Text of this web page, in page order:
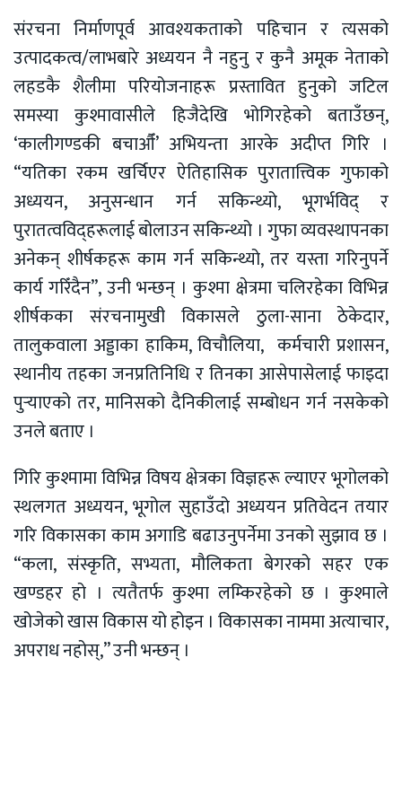
संरचना निर्माणपूर्व आवश्यकताको पहिचान र त्यसको
उत्पादकत्व/लाभबारे अध्ययन नै नहुनु र कुनै अमूक नेताको
लहडकै शैलीमा परियोजनाहरू प्रस्तावित हुनुको जटिल
समस्या कुश्मावासीले हिजैदेखि भोगिरहेको बताउँछन्,
‘कालीगण्डकी बचाऔँ’ अभियन्ता आरके अदीप्त गिरि ।
“यतिका रकम खर्चिएर ऐतिहासिक पुरातात्त्विक गुफाको
अध्ययन, अनुसन्धान गर्न सकिन्थ्यो, भूगर्भविद् र
पुरातत्वविद्हरूलाई बोलाउन सकिन्थ्यो । गुफा व्यवस्थापनका
अनेकन् शीर्षकहरू काम गर्न सकिन्थ्यो, तर यस्ता गरिनुपर्ने
कार्य गरिँदैन”, उनी भन्छन् । कुश्मा क्षेत्रमा चलिरहेका विभिन्न
शीर्षकका संरचनामुखी विकासले ठुला-साना ठेकेदार,
तालुकवाला अड्डाका हाकिम, विचौलिया, कर्मचारी प्रशासन,
स्थानीय तहका जनप्रतिनिधि र तिनका आसेपासेलाई फाइदा
पुर्‍याएको तर, मानिसको दैनिकीलाई सम्बोधन गर्न नसकेको
उनले बताए ।
गिरि कुश्मामा विभिन्न विषय क्षेत्रका विज्ञहरू ल्याएर भूगोलको
स्थलगत अध्ययन, भूगोल सुहाउँदो अध्ययन प्रतिवेदन तयार
गरि विकासका काम अगाडि बढाउनुपर्नेमा उनको सुझाव छ ।
“कला, संस्कृति, सभ्यता, मौलिकता बेगरको सहर एक
खण्डहर हो । त्यतैतर्फ कुश्मा लम्किरहेको छ । कुश्माले
खोजेको खास विकास यो होइन । विकासका नाममा अत्याचार,
अपराध नहोस्,” उनी भन्छन् ।